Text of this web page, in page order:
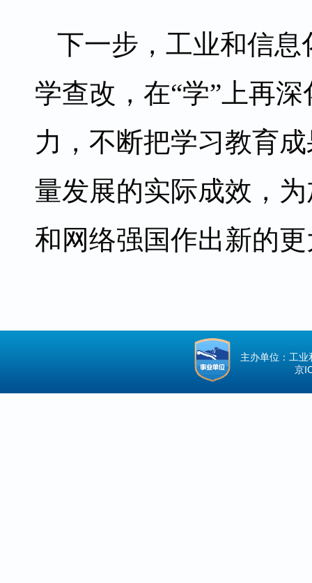
下一步，工业和信
学查改，在“学”上再
力，不断把学习教育
量发展的实际成效，
和网络强国作出新的
主办单位：工
京